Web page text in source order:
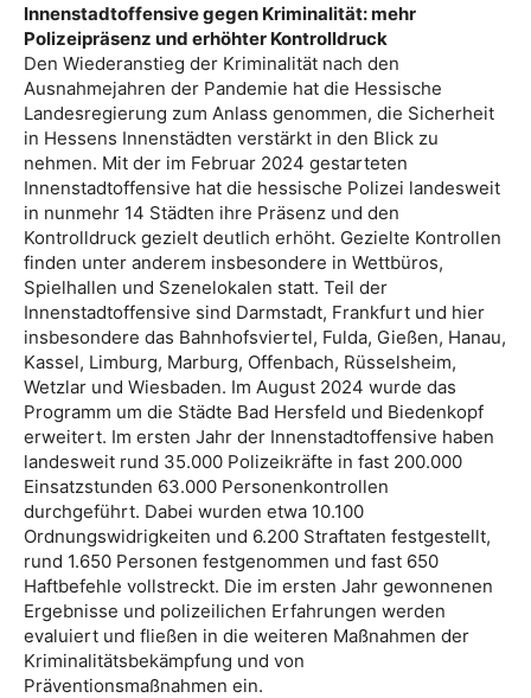
Innenstadtoffensive gegen Kriminalität: mehr
Polizeipräsenz und erhöhter Kontrolldruck
Den Wiederanstieg der Kriminalität nach den
Ausnahmejahren der Pandemie hat die Hessische
Landesregierung zum Anlass genommen, die Sicherheit
in Hessens Innenstädten verstärkt in den Blick zu
nehmen. Mit der im Februar 2024 gestarteten
Innenstadtoffensive hat die hessische Polizei landesweit
in nunmehr 14 Städten ihre Präsenz und den
Kontrolldruck gezielt deutlich erhöht. Gezielte Kontrollen
finden unter anderem insbesondere in Wettbüros,
Spielhallen und Szenelokalen statt. Teil der
Innenstadtoffensive sind Darmstadt, Frankfurt und hier
insbesondere das Bahnhofsviertel, Fulda, Gießen, Hanau,
Kassel, Limburg, Marburg, Offenbach, Rüsselsheim,
Wetzlar und Wiesbaden. Im August 2024 wurde das
Programm um die Städte Bad Hersfeld und Biedenkopf
erweitert. Im ersten Jahr der Innenstadtoffensive haben
landesweit rund 35.000 Polizeikräfte in fast 200.000
Einsatzstunden 63.000 Personenkontrollen
durchgeführt. Dabei wurden etwa 10.100
Ordnungswidrigkeiten und 6.200 Straftaten festgestellt,
rund 1.650 Personen festgenommen und fast 650
Haftbefehle vollstreckt. Die im ersten Jahr gewonnenen
Ergebnisse und polizeilichen Erfahrungen werden
evaluiert und fließen in die weiteren Maßnahmen der
Kriminalitätsbekämpfung und von
Präventionsmaßnahmen ein.